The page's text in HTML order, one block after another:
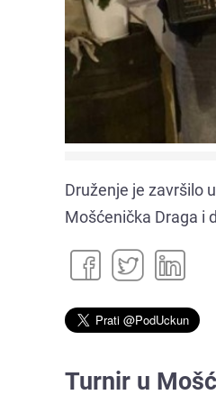
Druženje je završilo
Mošćenička Draga i
Turnir u